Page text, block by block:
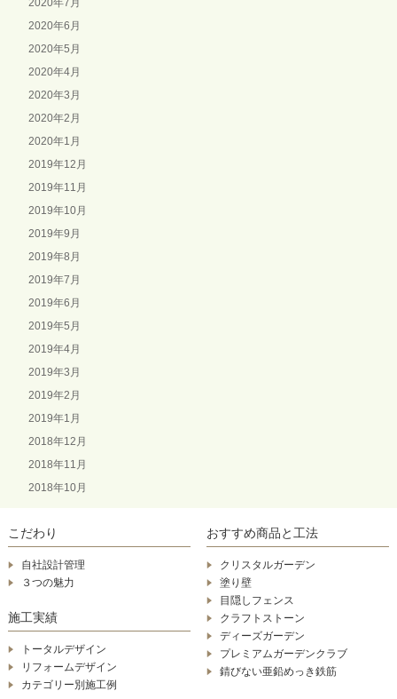
2020年7月
2020年6月
2020年5月
2020年4月
2020年3月
2020年2月
2020年1月
2019年12月
2019年11月
2019年10月
2019年9月
2019年8月
2019年7月
2019年6月
2019年5月
2019年4月
2019年3月
2019年2月
2019年1月
2018年12月
2018年11月
2018年10月
こだわり
自社設計管理
３つの魅力
施工実績
トータルデザイン
リフォームデザイン
カテゴリー別施工例
おすすめ商品と工法
クリスタルガーデン
塗り壁
目隠しフェンス
クラフトストーン
ディーズガーデン
プレミアムガーデンクラブ
錆びない亜鉛めっき鉄筋